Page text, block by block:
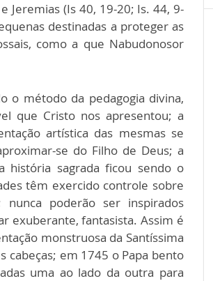
Jeremias (Is 40, 19-20; Is. 44, 9-
destinadas a proteger as
como a que Nabudonosor
o método da pedagogia divina,
que Cristo nos apresentou; a
artística das mesmas se
se do Filho de Deus; a
história sagrada ficou sendo o
têm exercido controle sobre
poderão ser inspirados
exuberante, fantasista. Assim é
monstruosa da Santíssima
em 1745 o Papa bento
uma ao lado da outra para